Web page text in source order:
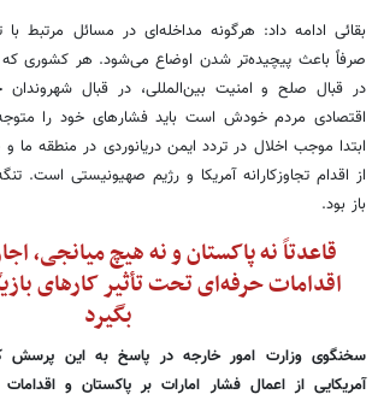
بقائی ادامه داد: هرگونه مداخله‌ای در مسائل مرتبط
صرفاً باعث پیچیده‌تر شدن اوضاع می‌شود. هر کشوری که
در قبال صلح و امنیت بین‌المللی، در قبال
اقتصادی مردم خودش است باید فشارهای خود را
ابتدا موجب اخلال در تردد ایمن دریانوردی در منطقه ما
باز بود.
قاعدتاً نه پاکستان و نه هیچ میانجی،
اقدامات حرفه‌ای تحت تأثیر کارهای
بگیرد
سخنگوی وزارت امور خارجه در پاسخ به این پرسش
آمریکایی از اعمال فشار امارات بر پاکستان و